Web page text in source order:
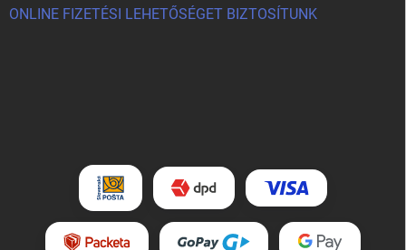
ONLINE FIZETÉSI LEHETŐSÉGET BIZTOSÍTUNK